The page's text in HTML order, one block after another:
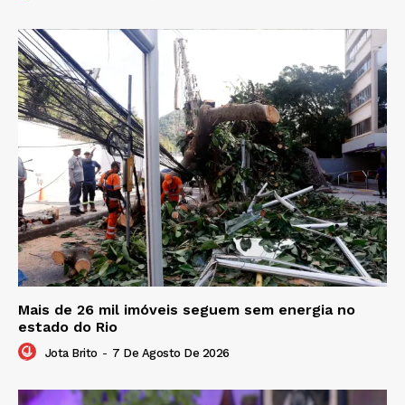
Mais de 26 mil imóveis seguem sem energia no
estado do Rio
Jota Brito - 7 De Agosto De 2026